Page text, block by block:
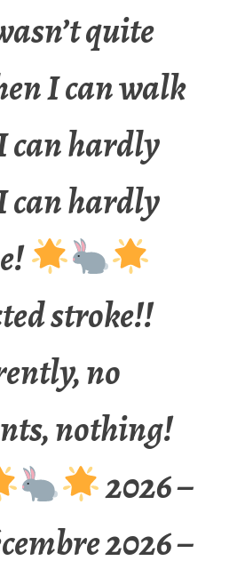
quite
I can walk
can hardly
can hardly
stroke!!
no
nothing!
2026 –
2026 –